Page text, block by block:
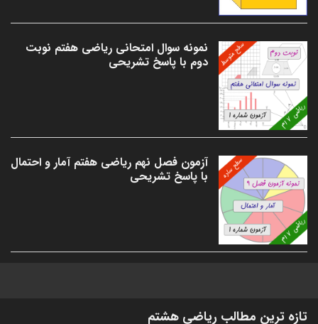
نمونه سوال امتحانی ریاضی هفتم نوبت
دوم با پاسخ تشریحی
آزمون فصل نهم ریاضی هفتم آمار و احتمال
با پاسخ تشریحی
تازه ترین مطالب ریاضی هشتم